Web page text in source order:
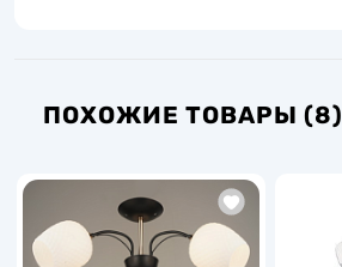
ПОХОЖИЕ ТОВАРЫ (8)